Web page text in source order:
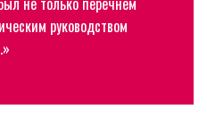
руководством